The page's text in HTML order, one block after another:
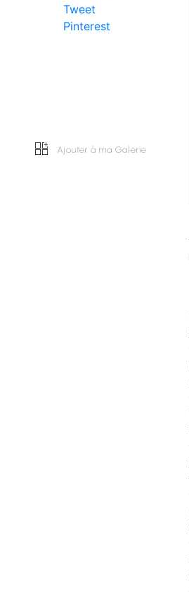
Tweet
Pinterest
Ajouter à ma Galerie